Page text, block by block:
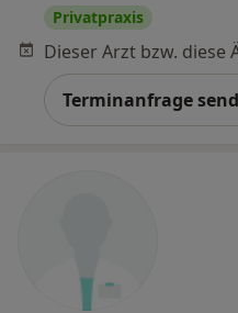
Privatpraxis
Terminanfrage